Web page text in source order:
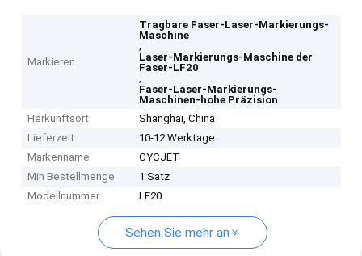
Markieren
Tragbare Faser-Laser-Markierungs-
Maschine
,
Laser-Markierungs-Maschine der
Faser-LF20
,
Faser-Laser-Markierungs-
Maschinen-hohe Präzision
Herkunftsort
Shanghai, China
Lieferzeit
10-12 Werktage
Markenname
CYCJET
Min Bestellmenge
1 Satz
Modellnummer
LF20
Sehen Sie mehr an